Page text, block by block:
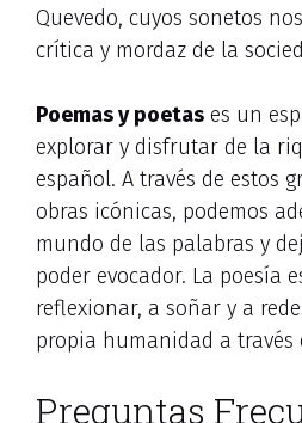
Quevedo, cuyos sonetos
crítica y mordaz de la
Poemas y poetas es un
explorar y disfrutar de la
español. A través de estos
obras icónicas, podemos
mundo de las palabras y
poder evocador. La poesía
reflexionar, a soñar y a
propia humanidad a través
Preguntas